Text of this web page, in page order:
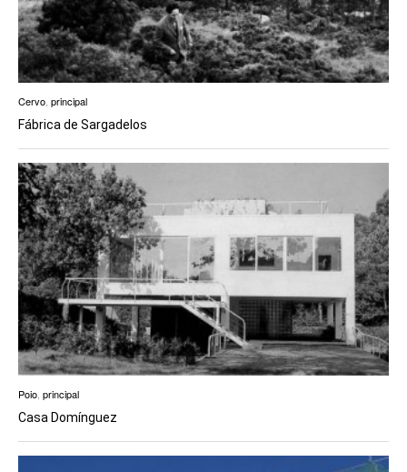
Cervo principal
Fábrica de Sargadelos
Poio principal
Casa Domínguez